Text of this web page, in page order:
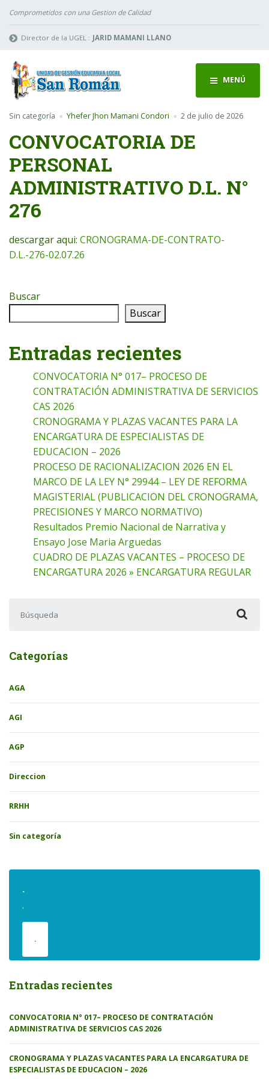
Comprometidos con una Gestion de Calidad
Director de la UGEL : JARID MAMANI LLANO
MENÚ
Sin categoría Yhefer Jhon Mamani Condori 2 de julio de 2026
CONVOCATORIA DE
PERSONAL
ADMINISTRATIVO D.L. N°
276
descargar aqui: CRONOGRAMA-DE-CONTRATO-
D.L.-276-02.07.26
Buscar
Buscar
Entradas recientes
CONVOCATORIA N° 017– PROCESO DE
CONTRATACIÓN ADMINISTRATIVA DE SERVICIOS
CAS 2026
CRONOGRAMA Y PLAZAS VACANTES PARA LA
ENCARGATURA DE ESPECIALISTAS DE
EDUCACION – 2026
PROCESO DE RACIONALIZACION 2026 EN EL
MARCO DE LA LEY N° 29944 – LEY DE REFORMA
MAGISTERIAL (PUBLICACION DEL CRONOGRAMA,
PRECISIONES Y MARCO NORMATIVO)
Resultados Premio Nacional de Narrativa y
Ensayo Jose Maria Arguedas
CUADRO DE PLAZAS VACANTES – PROCESO DE
ENCARGATURA 2026 » ENCARGATURA REGULAR
Categorías
AGA
AGI
AGP
Direccion
RRHH
Sin categoría
.
.
.
Entradas recientes
CONVOCATORIA N° 017– PROCESO DE CONTRATACIÓN
ADMINISTRATIVA DE SERVICIOS CAS 2026
CRONOGRAMA Y PLAZAS VACANTES PARA LA ENCARGATURA DE
ESPECIALISTAS DE EDUCACION – 2026